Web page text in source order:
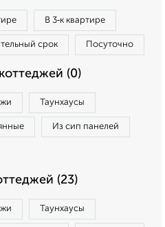
В 3‑к квартире
срок Посуточно
(0)
Таунхаусы
Из сип панелей
(23)
Таунхаусы